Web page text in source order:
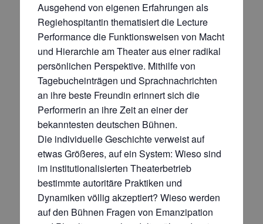
Ausgehend von eigenen Erfahrungen als
Regiehospitantin thematisiert die Lecture
Performance die Funktionsweisen von Macht
und Hierarchie am Theater aus einer radikal
persönlichen Perspektive. Mithilfe von
Tagebucheinträgen und Sprachnachrichten
an ihre beste Freundin erinnert sich die
Performerin an ihre Zeit an einer der
bekanntesten deutschen Bühnen.
Die individuelle Geschichte verweist auf
etwas Größeres, auf ein System: Wieso sind
im institutionalisierten Theaterbetrieb
bestimmte autoritäre Praktiken und
Dynamiken völlig akzeptiert? Wieso werden
auf den Bühnen Fragen von Emanzipation